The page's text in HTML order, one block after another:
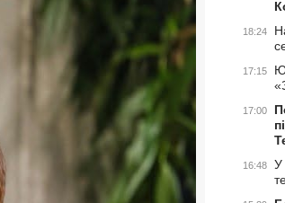
18:24
17:15
17:00
16:48
У